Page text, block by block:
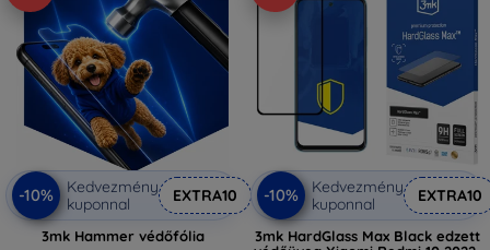
-10%
Kedvezmény
kuponnal
EXTRA10
3mk Hammer védőfólia
-10%
Kedvezmény
kuponnal
EXTRA10
3mk HardGlass Max Black edzett